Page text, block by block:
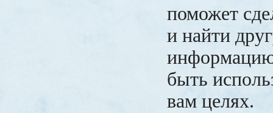
поможет
и найти
быть
вам целях.